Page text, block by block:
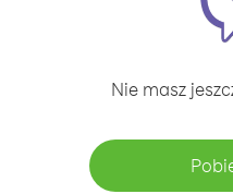
Nie masz